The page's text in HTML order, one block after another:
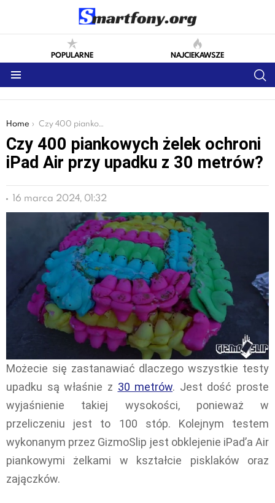
POPULARNE NAJCIEKAWSZE
You are here:
Home Czy 400 piankowych żelek ochroni iPad Air przy upadku z 30 metrów?
Czy 400 piankowych żelek ochroni
iPad Air przy upadku z 30 metrów?
16 marca 2024, 01:32
Możecie się zastanawiać dlaczego wszystkie testy
upadku są właśnie z 30 metrów. Jest dość proste
wyjaśnienie takiej wysokości, ponieważ w
przeliczeniu jest to 100 stóp. Kolejnym testem
wykonanym przez GizmoSlip jest obklejenie iPad’a Air
piankowymi żelkami w kształcie pisklaków oraz
zajączków.